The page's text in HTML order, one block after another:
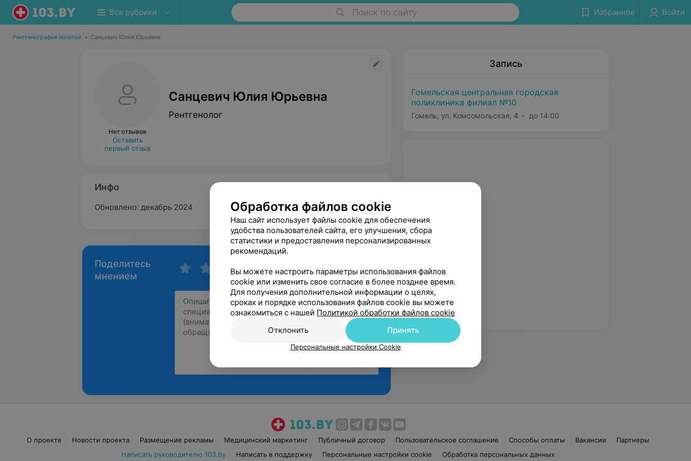
Все рубрики Поиск по сайту Избранное Войти
Рентгенография лопатки • Санцевич Юлия Юрьевна
Нет отзывов
Оставить
первый отзыв
Санцевич Юлия Юрьевна
Рентгенолог
Инфо
Обновлено: декабрь 2024
Поделитесь
мнением
Запись
Гомельская центральная городская
поликлиника филиал №10
Гомель, ул. Комсомольская, 4 до 14:00
О проекте Новости проекта Размещение рекламы Медицинский маркетинг Публичный договор Пользовательское соглашение Способы оплаты Вакансии
Партнеры
Написать руководителю 103.by
Написать в поддержку Персональные настройки cookie Обработка персональных данных
Обработка файлов cookie
Наш сайт использует файлы cookie для обеспечения
удобства пользователей сайта, его улучшения, сбора
статистики и предоставления персонализированных
рекомендаций.
Вы можете настроить параметры использования файлов
cookie или изменить свое согласие в более позднее время.
Для получения дополнительной информации о целях,
сроках и порядке использования файлов cookie вы можете
ознакомиться с нашей Политикой обработки файлов cookie
Отклонить
Принять
Персональные настройки Cookie